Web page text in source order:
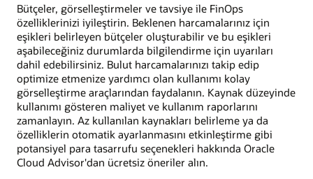
Bütçeler, görselleştirmeler ve tavsiye ile FinOps
özelliklerinizi iyileştirin. Beklenen harcamalarınız için
eşikleri belirleyen bütçeler oluşturabilir ve bu eşikleri
aşabileceğiniz durumlarda bilgilendirme için uyarıları
dahil edebilirsiniz. Bulut harcamalarınızı takip edip
optimize etmenize yardımcı olan kullanımı kolay
görselleştirme araçlarından faydalanın. Kaynak düzeyinde
kullanımı gösteren maliyet ve kullanım raporlarını
zamanlayın. Az kullanılan kaynakları belirleme ya da
özelliklerin otomatik ayarlanmasını etkinleştirme gibi
potansiyel para tasarrufu seçenekleri hakkında Oracle
Cloud Advisor'dan ücretsiz öneriler alın.